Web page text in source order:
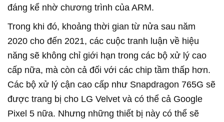
đáng kể nhờ chương trình của ARM.
Trong khi đó, khoảng thời gian từ nửa sau năm
2020 cho đến 2021, các cuộc tranh luận về hiệu
năng sẽ không chỉ giới hạn trong các bộ xử lý cao
cấp nữa, mà còn cả đối với các chip tầm thấp hơn.
Các bộ xử lý cận cao cấp như Snapdragon 765G sẽ
được trang bị cho LG Velvet và có thể cả Google
Pixel 5 nữa. Nhưng những thiết bị này có thể sẽ